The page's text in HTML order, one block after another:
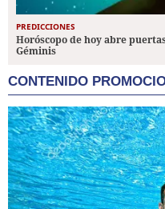
PREDICCIONES
Horóscopo de hoy abre
Géminis
CONTENIDO